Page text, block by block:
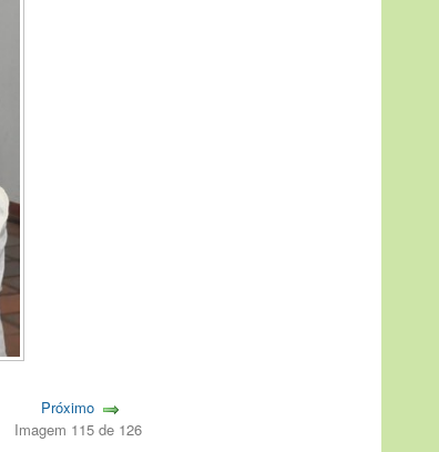
Próximo
Imagem 115 de 126